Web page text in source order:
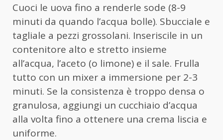
Cuoci le uova fino a renderle sode (8-9
minuti da quando l’acqua bolle). Sbucciale e
tagliale a pezzi grossolani. Inseriscile in un
contenitore alto e stretto insieme
all’acqua, l’aceto (o limone) e il sale. Frulla
tutto con un mixer a immersione per 2-3
minuti. Se la consistenza è troppo densa o
granulosa, aggiungi un cucchiaio d’acqua
alla volta fino a ottenere una crema liscia e
uniforme.